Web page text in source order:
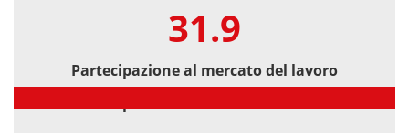
31.9
Partecipazione al mercato del lavoro